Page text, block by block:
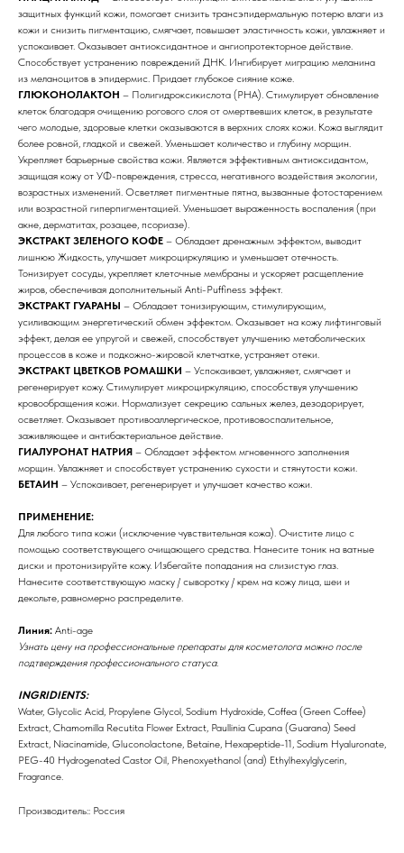
защитных функций кожи, помогает снизить трансэпидермальную потерю влаги из
кожи и снизить пигментацию, смягчает, повышает эластичность кожи, увлажняет и
успокаивает. Оказывает антиоксидантное и ангиопротекторное действие.
Способствует устранению повреждений ДНК. Ингибирует миграцию меланина
из меланоцитов в эпидермис. Придает глубокое сияние коже.
ГЛЮКОНОЛАКТОН – Полигидроксикислота (РНА). Стимулирует обновление
клеток благодаря очищению рогового слоя от омертвевших клеток, в результате
чего молодые, здоровые клетки оказываются в верхних слоях кожи. Кожа выглядит
более ровной, гладкой и свежей. Уменьшает количество и глубину морщин.
Укрепляет барьерные свойства кожи. Является эффективным антиоксидантом,
защищая кожу от УФ-повреждения, стресса, негативного воздействия экологии,
возрастных изменений. Осветляет пигментные пятна, вызванные фотостарением
или возрастной гиперпигментацией. Уменьшает выраженность воспаления (при
акне, дерматитах, розацее, псориазе).
ЭКСТРАКТ ЗЕЛЕНОГО КОФЕ – Обладает дренажным эффектом, выводит
лишнюю Жидкость, улучшает микроциркуляцию и уменьшает отечность.
Тонизирует сосуды, укрепляет клеточные мембраны и ускоряет расщепление
жиров, обеспечивая дополнительный Anti-Puffiness эффект.
ЭКСТРАКТ ГУАРАНЫ – Обладает тонизирующим, стимулирующим,
усиливающим энергетический обмен эффектом. Оказывает на кожу лифтинговый
эффект, делая ее упругой и свежей, способствует улучшению метаболических
процессов в коже и подкожно-жировой клетчатке, устраняет отеки.
ЭКСТРАКТ ЦВЕТКОВ РОМАШКИ – Успокаивает, увлажняет, смягчает и
регенерирует кожу. Стимулирует микроциркуляцию, способствуя улучшению
кровообращения кожи. Нормализует секрецию сальных желез, дезодорирует,
осветляет. Оказывает противоаллергическое, противовоспалительное,
заживляющее и антибактериальное действие.
ГИАЛУРОНАТ НАТРИЯ – Обладает эффектом мгновенного заполнения
морщин. Увлажняет и способствует устранению сухости и стянутости кожи.
БЕТАИН – Успокаивает, регенерирует и улучшает качество кожи.
ПРИМЕНЕНИЕ:
Для любого типа кожи (исключение чувствительная кожа). Очистите лицо с
помощью соответствующего очищающего средства. Нанесите тоник на ватные
диски и протонизируйте кожу. Избегайте попадания на слизистую глаз.
Нанесите соответствующую маску / сыворотку / крем на кожу лица, шеи и
декольте, равномерно распределите.
Линия: Anti-age
Узнать цену на профессиональные препараты для косметолога можно после
подтверждения профессионального статуса.
INGRIDIENTS:
Water, Glycolic Acid, Propylene Glycol, Sodium Hydroxide, Coffea (Green Coffee)
Extract, Chamomilla Recutita Flower Extract, Paullinia Cupana (Guarana) Seed
Extract, Niacinamide, Gluconolactone, Betaine, Hexapeptide-11, Sodium Hyaluronate,
PEG-40 Hydrogenated Castor Oil, Phenoxyethanol (and) Ethylhexylglycerin,
Fragrance.
Производитель:: Россия
Бренды
Профессиональная
косметика
Препараты косметолога
Доставка